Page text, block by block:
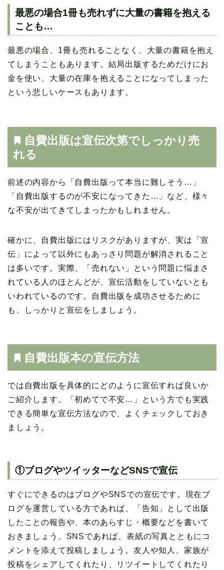
最悪の場合1冊も売れずに大量の書籍を抱える
ことも…
最悪の場合、1冊も売れることなく、大量の書籍を抱え
てしまうこともあります。結局出版するためだけにお
金を使い、大量の在庫を抱えることになってしまった
という悲しいケースもあります。
自費出版は宣伝次第でしっかり売
れる
前述の内容から「自費出版って本当に難しそう…」
「自費出版するのが不安になってきた…」など、様々
な不安が出てきてしまったかもしれません。
確かに、自費出版にはリスクがありますが、実は「宣
伝」によって以外にもあっさり問題が解消されること
は多いです。実際、「売れない」という問題に悩まさ
れている人のほとんどが、宣伝活動をしていないとも
いわれているのです。自費出版を成功させるために
も、しっかりと宣伝をしましょう。
自費出版本の宣伝方法
では自費出版を具体的にどのように宣伝すれば良いか
ご紹介します。「初めてで不安…」という方でも実践
できる簡単な宣伝方法なので、よくチェックしておき
ましょう。
①ブログやツイッターなどSNSで宣伝
すぐにできるのはブログやSNSでの宣伝です。現在ブ
ログを運営している方であれば、「告知」として出版
したことの報告や、本のあらすじ・概要などを書いて
おきましょう。SNSであれば、表紙の写真とともにコ
メントを添えて投稿しましょう。友人や知人、家族が
投稿をシェアしてくれたり、リツイートしてくれたり